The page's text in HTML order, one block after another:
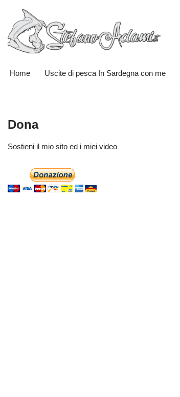
Vai
al
contenuto
Home Uscite di pesca In Sardegna con me
Dona
Sostieni il mio sito ed i miei video